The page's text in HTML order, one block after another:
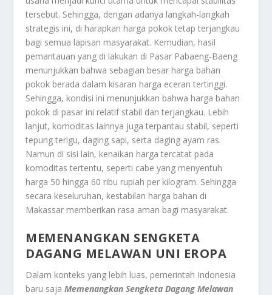
tersebut. Sehingga, dengan adanya langkah-langkah
strategis ini, di harapkan harga pokok tetap terjangkau
bagi semua lapisan masyarakat. Kemudian, hasil
pemantauan yang di lakukan di Pasar Pabaeng-Baeng
menunjukkan bahwa sebagian besar harga bahan
pokok berada dalam kisaran harga eceran tertinggi.
Sehingga, kondisi ini menunjukkan bahwa harga bahan
pokok di pasar ini relatif stabil dan terjangkau. Lebih
lanjut, komoditas lainnya juga terpantau stabil, seperti
tepung terigu, daging sapi, serta daging ayam ras.
Namun di sisi lain, kenaikan harga tercatat pada
komoditas tertentu, seperti cabe yang menyentuh
harga 50 hingga 60 ribu rupiah per kilogram. Sehingga
secara keseluruhan, kestabilan harga bahan di
Makassar memberikan rasa aman bagi masyarakat.
MEMENANGKAN SENGKETA
DAGANG MELAWAN UNI EROPA
Dalam konteks yang lebih luas, pemerintah Indonesia
baru sajaMemenangkan Sengketa Dagang Melawan